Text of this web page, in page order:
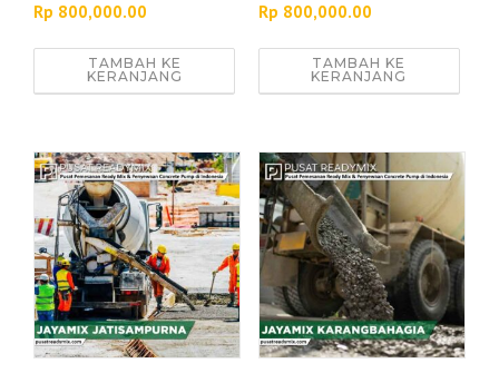
Rp 800,000.00
TAMBAH KE
KERANJANG
Rp 800,000.00
TAMBAH KE
KERANJANG